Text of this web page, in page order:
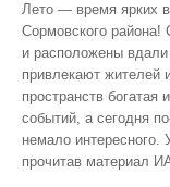
Лето — время ярких
Сормовского района!
и расположены
привлекают жителей
пространств
событий, а сегодня
немало интересного.
прочитав материал